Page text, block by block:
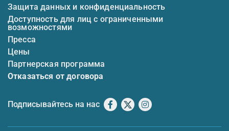
Защита данных и конфиденциальность
Доступность для лиц с ограниченными
возможностями
Пресса
Цены
Партнерская программа
Отказаться от договора
Подписывайтесь на нас Facebook
X Instagram